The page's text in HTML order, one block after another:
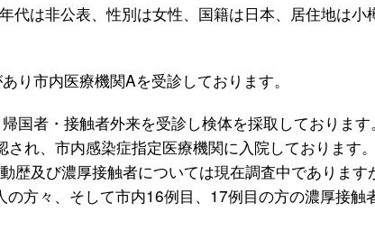
代は非公表、性別は女性、国籍は日本、居住地は小
市内医療機関Aを受診しております。
国者・接触者外来を受診し検体を採取しておりま
れ、市内感染症指定医療機関に入院しております
歴及び濃厚接触者については現在調査中であります
方々、そして市内16例目、17例目の方の濃厚接触